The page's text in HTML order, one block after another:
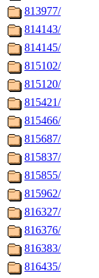
813977/
814143/
814145/
815102/
815120/
815421/
815466/
815687/
815837/
815855/
815962/
816327/
816376/
816383/
816435/